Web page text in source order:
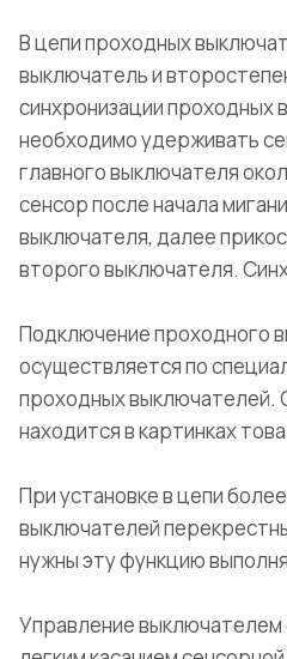
В цепи проходных
выключатель и
синхронизации проходных
необходимо удерживать
главного выключателя
сенсор после начала
выключателя, далее
второго выключателя.
Подключение проходного
осуществляется по
проходных выключателей.
находится в картинках
При установке в цепи
выключателей
нужны эту функцию
Управление